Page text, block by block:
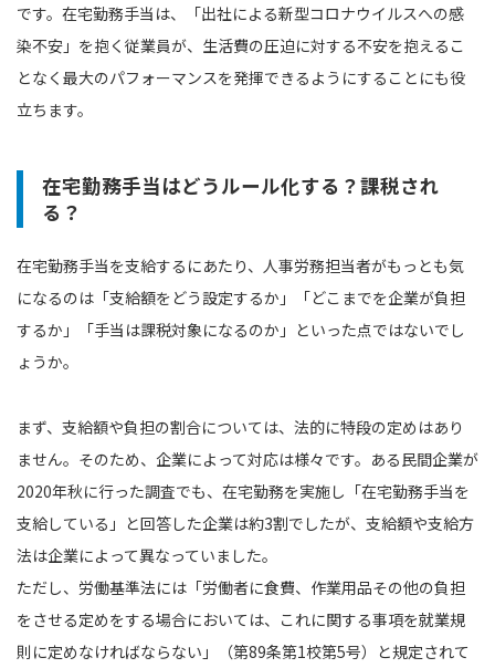
です。在宅勤務手当は、「出社による新型コロナウイルスへの感
染不安」を抱く従業員が、生活費の圧迫に対する不安を抱えるこ
となく最大のパフォーマンスを発揮できるようにすることにも役
立ちます。
在宅勤務手当はどうルール化する？課税され
る？
在宅勤務手当を支給するにあたり、人事労務担当者がもっとも気
になるのは「支給額をどう設定するか」「どこまでを企業が負担
するか」「手当は課税対象になるのか」といった点ではないでし
ょうか。
まず、支給額や負担の割合については、法的に特段の定めはあり
ません。そのため、企業によって対応は様々です。ある民間企業が
2020年秋に行った調査でも、在宅勤務を実施し「在宅勤務手当を
支給している」と回答した企業は約3割でしたが、支給額や支給方
法は企業によって異なっていました。
ただし、労働基準法には「労働者に食費、作業用品その他の負担
をさせる定めをする場合においては、これに関する事項を就業規
則に定めなければならない」（第89条第1校第5号）と規定されて